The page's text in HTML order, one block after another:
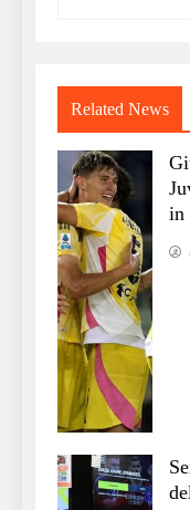
Related News
in